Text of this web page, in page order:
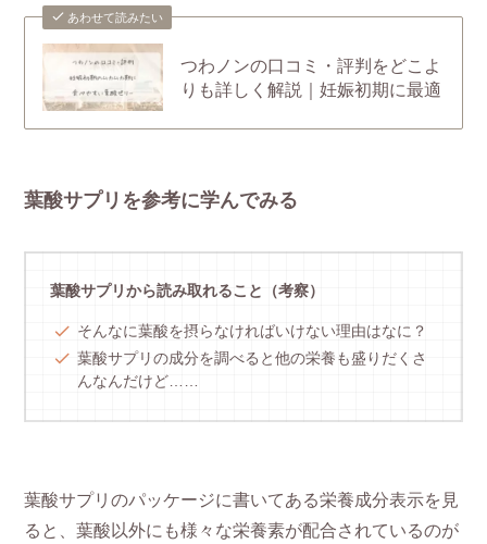
あわせて読みたい
つわノンの口コミ・評判をどこよ
りも詳しく解説｜妊娠初期に最適
葉酸サプリを参考に学んでみる
葉酸サプリから読み取れること（考察）
そんなに葉酸を摂らなければいけない理由はなに？
葉酸サプリの成分を調べると他の栄養も盛りだくさ
んなんだけど……
葉酸サプリのパッケージに書いてある栄養成分表示を見
ると、葉酸以外にも様々な栄養素が配合されているのが